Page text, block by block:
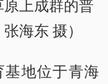
上成群的普
海东 摄）
地位于青海